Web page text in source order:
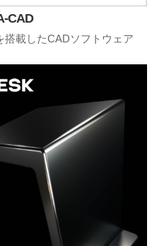
CAD
載したCADソフトウェア